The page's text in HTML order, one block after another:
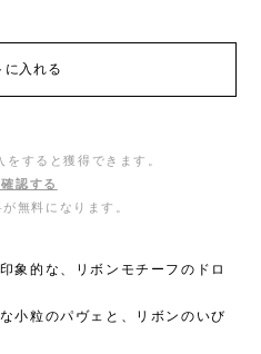
に入れる
をすると獲得できます。
認する
無料になります。
象的な、リボンモチーフのドロ
小粒のパヴェと、リボンのいび